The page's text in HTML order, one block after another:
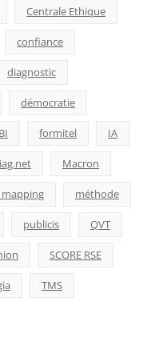
Centrale Ethique
confiance
diagnostic
démocratie
formitel IA
Macron
méthode
publicis QVT
SCORE RSE
TMS